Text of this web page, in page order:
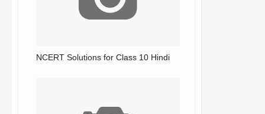
NCERT Solutions for Class 10 Hindi